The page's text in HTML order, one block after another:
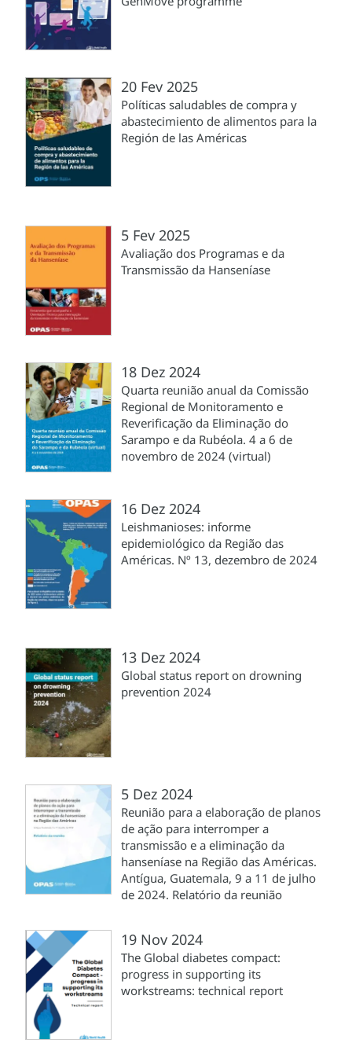
20 Fev 2025
Políticas saludables de compra y
abastecimiento de alimentos para la
Región de las Américas
5 Fev 2025
Avaliação dos Programas e da
Transmissão da Hanseníase
18 Dez 2024
Quarta reunião anual da Comissão
Regional de Monitoramento e
Reverificação da Eliminação do
Sarampo e da Rubéola. 4 a 6 de
novembro de 2024 (virtual)
16 Dez 2024
Leishmanioses: informe
epidemiológico da Região das
Américas. Nº 13, dezembro de 2024
13 Dez 2024
Global status report on drowning
prevention 2024
5 Dez 2024
Reunião para a elaboração de planos
de ação para interromper a
transmissão e a eliminação da
hanseníase na Região das Américas.
Antígua, Guatemala, 9 a 11 de julho
de 2024. Relatório da reunião
19 Nov 2024
The Global diabetes compact:
progress in supporting its
workstreams: technical report